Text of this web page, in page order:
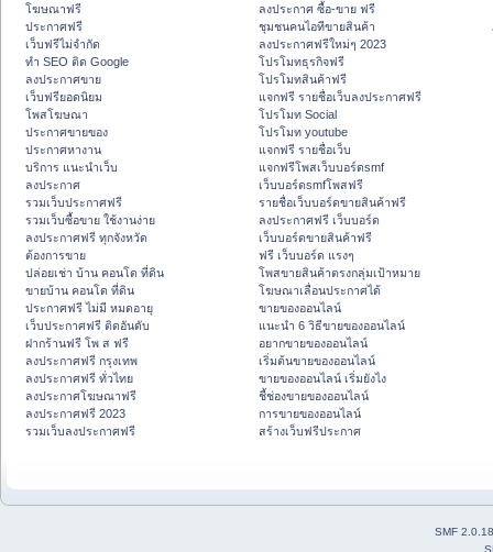
โฆษณาฟรี
ประกาศฟรี
เว็บฟรีไม่จำกัด
ทำ SEO ติด Google
ลงประกาศขาย
เว็บฟรียอดนิยม
โพสโฆษณา
ประกาศขายของ
ประกาศหางาน
บริการ แนะนำเว็บ
ลงประกาศ
รวมเว็บประกาศฟรี
รวมเว็บซื้อขาย ใช้งานง่าย
ลงประกาศฟรี ทุกจังหวัด
ต้องการขาย
ปล่อยเช่า บ้าน คอนโด ที่ดิน
ขายบ้าน คอนโด ที่ดิน
ประกาศฟรี ไม่มี หมดอายุ
เว็บประกาศฟรี ติดอันดับ
ฝากร้านฟรี โพ ส ฟรี
ลงประกาศฟรี กรุงเทพ
ลงประกาศฟรี ทั่วไทย
ลงประกาศโฆษณาฟรี
ลงประกาศฟรี 2023
รวมเว็บลงประกาศฟรี
ลงประกาศ ซื้อ-ขาย ฟรี
ชุมชนคนไอทีขายสินค้า
ลงประกาศฟรีใหม่ๆ 2023
โปรโมทธุรกิจฟรี
โปรโมทสินค้าฟรี
แจกฟรี รายชื่อเว็บลงประกาศฟรี
โปรโมท Social
โปรโมท youtube
แจกฟรี รายชื่อเว็บ
แจกฟรีโพสเว็บบอร์ดsmf
เว็บบอร์ดsmfโพสฟรี
รายชื่อเว็บบอร์ดขายสินค้าฟรี
ลงประกาศฟรี เว็บบอร์ด
เว็บบอร์ดขายสินค้าฟรี
ฟรี เว็บบอร์ด แรงๆ
โพสขายสินค้าตรงกลุ่มเป้าหมาย
โฆษณาเลื่อนประกาศได้
ขายของออนไลน์
แนะนำ 6 วิธีขายของออนไลน์
อยากขายของออนไลน์
เริ่มต้นขายของออนไลน์
ขายของออนไลน์ เริ่มยังไง
ชี้ช่องขายของออนไลน์
การขายของออนไลน์
สร้างเว็บฟรีประกาศ
SMF 2.0.18